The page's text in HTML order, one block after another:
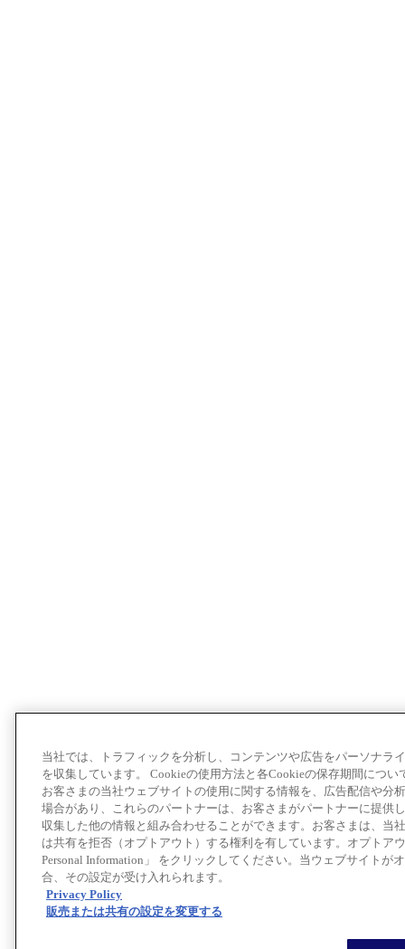
当社では、トラフィックを分析し、コンテンツや広告をパーソナラ
を収集しています。 Cookieの使用方法と各Cookieの保存期間につい
お客さまの当社ウェブサイトの使用に関する情報を、広告配信や分
場合があり、これらのパートナーは、お客さまがパートナーに提供
収集した他の情報と組み合わせることができます。お客さまは、当
は共有を拒否（オプトアウト）する権利を有しています。オプトア
Personal Information」 をクリックしてください。当ウェブサイトが
合、その設定が受け入れられます。
Privacy Policy
販売または共有の設定を変更する